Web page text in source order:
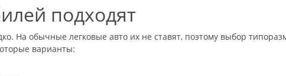
подходят
На обычные легковые авто их не ставят, поэтому выбор
варианты: